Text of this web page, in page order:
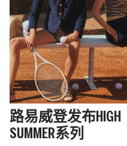
路易威登发布HIGH
SUMMER系列